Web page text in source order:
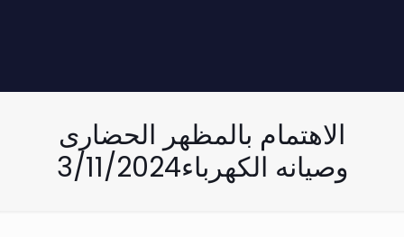
الاهتمام بالمظهر الحضارى
وصيانه الكهرباء3/11/2024